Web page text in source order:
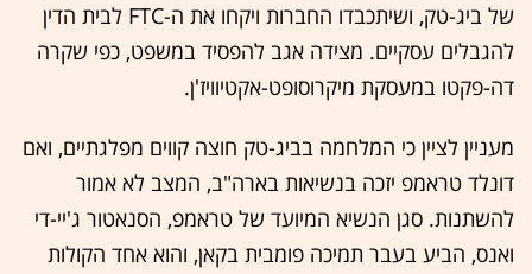
של ביג-טק, ושיתכבדו החברות ויקחו את ה-FTC לבית הדין
להגבלים עסקיים. מצידה אגב להפסיד במשפט, כפי שקרה
דה-פקטו במעסקת מיקרוסופט-אקטיוויז'ן.
מעניין לציין כי המלחמה בביג-טק חוצה קווים מפלגתיים, ואם
דונלד טראמפ יזכה בנשיאות בארה"ב, המצב לא אמור
להשתנות. סגן הנשיא המיועד של טראמפ, הסנאטור ג'יי-די
ואנס, הביע בעבר תמיכה פומבית בקאן, והוא אחד הקולות